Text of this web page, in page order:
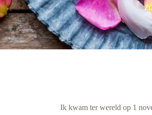
Ik kwam ter wereld op 1